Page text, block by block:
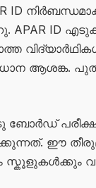
ID
APAR ID
ആശങ്ക.
ബോർഡ്
ഈ